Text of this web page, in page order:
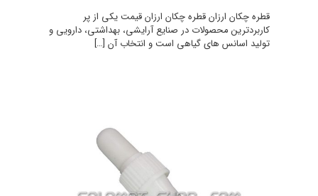
قطره چکان ارزان قطره چکان ارزان قیمت یکی از پر
کاربردترین محصولات در صنایع آرایشی، بهداشتی، دارویی و
تولید اسانس‌ های گیاهی است و انتخاب آن […]